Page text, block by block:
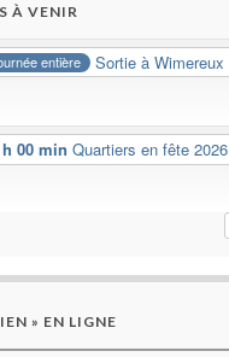
À VENIR
entière Sortie à Wimereux
00 min Quartiers en fête 2026
» EN LIGNE